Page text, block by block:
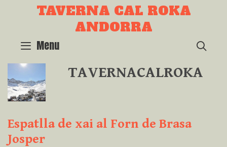
TAVERNA CAL ROKA
ANDORRA
Menu
TAVERNACALROKA
Espatlla de xai al Forn de Brasa
Josper